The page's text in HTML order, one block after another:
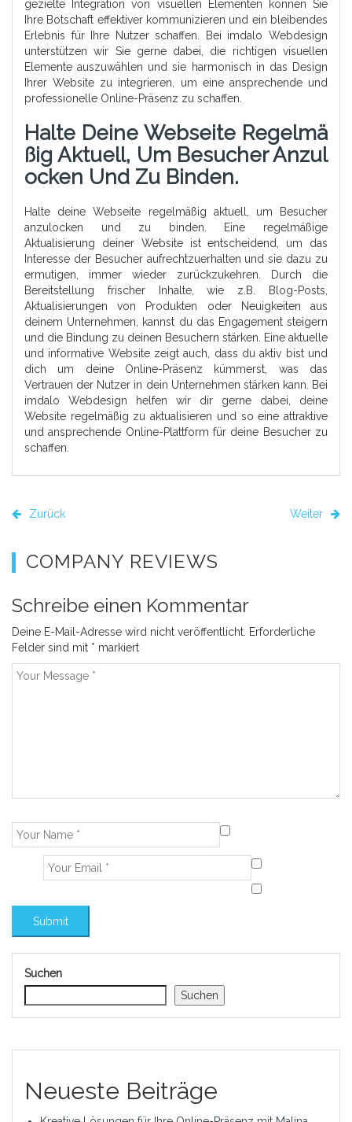
gezielte Integration von visuellen Elementen können Sie
Ihre Botschaft effektiver kommunizieren und ein bleibendes
Erlebnis für Ihre Nutzer schaffen. Bei imdalo Webdesign
unterstützen wir Sie gerne dabei, die richtigen visuellen
Elemente auszuwählen und sie harmonisch in das Design
Ihrer Website zu integrieren, um eine ansprechende und
professionelle Online-Präsenz zu schaffen.
Halte Deine Webseite Regelmä
SSig Aktuell, Um Besucher Anzul
Ocken Und Zu Binden.
Halte deine Webseite regelmäßig aktuell, um Besucher
anzulocken und zu binden. Eine regelmäßige
Aktualisierung deiner Website ist entscheidend, um das
Interesse der Besucher aufrechtzuerhalten und sie dazu zu
ermutigen, immer wieder zurückzukehren. Durch die
Bereitstellung frischer Inhalte, wie z.B. Blog-Posts,
Aktualisierungen von Produkten oder Neuigkeiten aus
deinem Unternehmen, kannst du das Engagement steigern
und die Bindung zu deinen Besuchern stärken. Eine aktuelle
und informative Website zeigt auch, dass du aktiv bist und
dich um deine Online-Präsenz kümmerst, was das
Vertrauen der Nutzer in dein Unternehmen stärken kann. Bei
imdalo Webdesign helfen wir dir gerne dabei, deine
Website regelmäßig zu aktualisieren und so eine attraktive
und ansprechende Online-Plattform für deine Besucher zu
schaffen.
Zurück Weiter
COMPANY REVIEWS
Schreibe einen Kommentar
Deine E-Mail-Adresse wird nicht veröffentlicht. Erforderliche
Felder sind mit * markiert
Suchen
Suchen
Neueste Beiträge